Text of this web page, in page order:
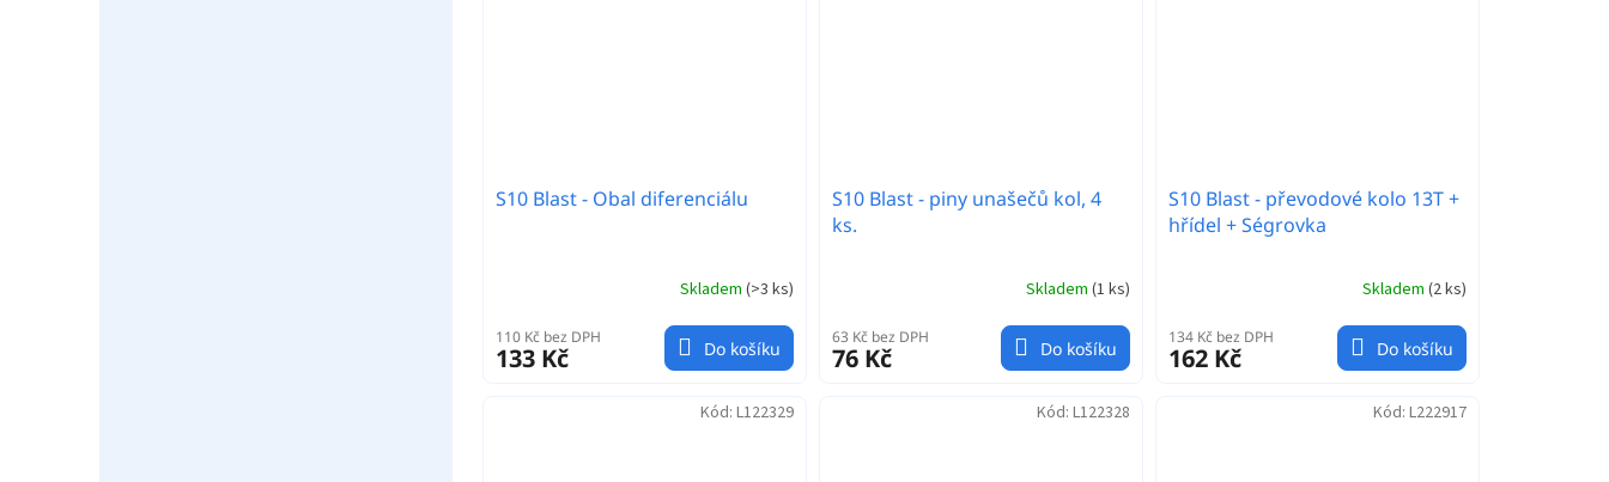
S10 Blast - Obal diferenciálu
Skladem (>3 ks)
110 Kč bez DPH
133 Kč Do košíku
S10 Blast - piny unašečů kol, 4
ks.
Skladem (1 ks)
63 Kč bez DPH
76 Kč Do košíku
S10 Blast - převodové kolo 13T +
hřídel + Ségrovka
Skladem (2 ks)
134 Kč bez DPH
162 Kč Do košíku
Kód: L122329 Kód: L122328 Kód: L222917